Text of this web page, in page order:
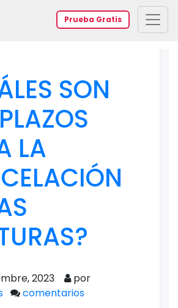
Prueba Gratis
SON
LA
2023
por
comentarios